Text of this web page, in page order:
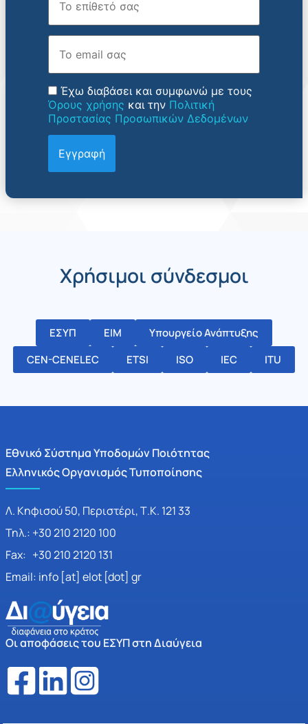
Email
Έχω διαβάσει και συμφωνώ με τους
Όρους χρήσης και την Πολιτική
Προστασίας Προσωπικών Δεδομένων
Χρήσιμοι σύνδεσμοι
ΕΣΥΠ ΕΙΜ
Υπουργείο Ανάπτυξης
CEN-CENELEC
ETSI ISO IEC ITU
Εθνικό Σύστημα Υποδομών Ποιότητας
Ελληνικός Οργανισμός Τυποποίησης
Λ. Κηφισού 50, Περιστέρι, Τ.Κ. 121 33
Τηλ.: +30 210 2120 100
Fax: +30 210 2120 131
Email: info [at] elot [dot] gr
Οι αποφάσεις του ΕΣΥΠ στη Διαύγεια